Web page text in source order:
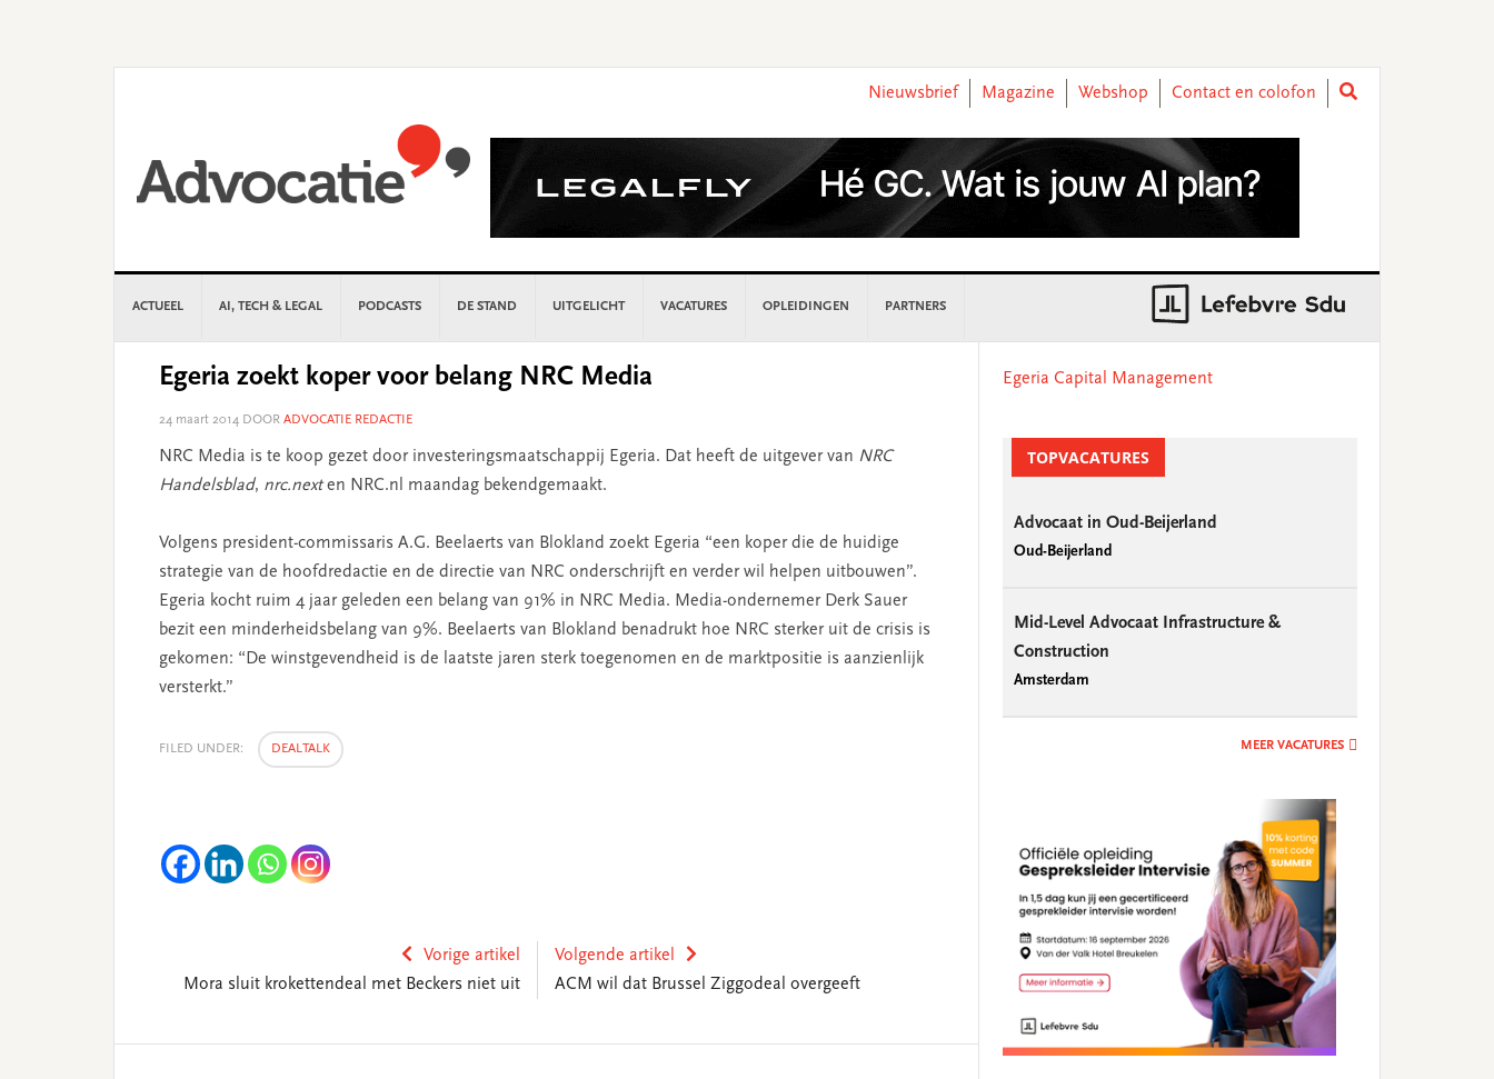
Nieuwsbrief
Magazine Webshop Contact en colofon
ACTUEEL AI, TECH & LEGAL PODCASTS DE STAND UITGELICHT VACATURES OPLEIDINGEN PARTNERS
Egeria zoekt koper voor belang NRC Media
24 maart 2014 DOOR ADVOCATIE REDACTIE
NRC Media is te koop gezet door investeringsmaatschappij Egeria. Dat heeft de uitgever van NRC
Handelsblad, nrc.nexten NRC.nl maandag bekendgemaakt.
Volgens president-commissaris A.G. Beelaerts van Blokland zoekt Egeria “een koper die de huidige
strategie van de hoofdredactie en de directie van NRC onderschrijft en verder wil helpen uitbouwen”.
Egeria kocht ruim 4 jaar geleden een belang van 91% in NRC Media. Media-ondernemer Derk Sauer
bezit een minderheidsbelang van 9%. Beelaerts van Blokland benadrukt hoe NRC sterker uit de crisis is
gekomen: “De winstgevendheid is de laatste jaren sterk toegenomen en de marktpositie is aanzienlijk
versterkt.”
FILED UNDER: DEALTALK
Vorige artikel
Mora sluit krokettendeal met Beckers niet uit
Volgende artikel
ACM wil dat Brussel Ziggodeal overgeeft
Sidebar
Egeria Capital Management
TOPVACATURES
Advocaat in Oud-Beijerland
Oud-Beijerland
Mid-Level Advocaat Infrastructure &
Construction
Amsterdam
MEER VACATURES